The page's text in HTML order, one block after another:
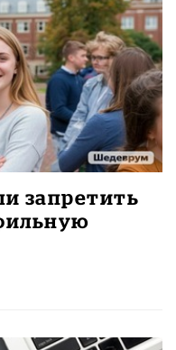
запретить